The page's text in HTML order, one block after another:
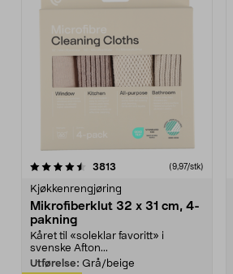
3813 anmeldelser(9,97/stk)
Kjøkkenrengjøring
Mikrofiberklut 32 x 31 cm, 4-
pakning
Kåret til «soleklar favoritt» i
svenske Afton...
Utførelse: Grå/beige
4.5av 5 stjerner